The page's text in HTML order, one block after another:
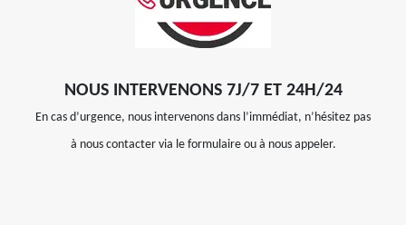
NOUS INTERVENONS 7J/7 ET 24H/24
En cas d’urgence, nous intervenons dans l’immédiat, n’hésitez pas
à nous contacter via le formulaire ou à nous appeler.